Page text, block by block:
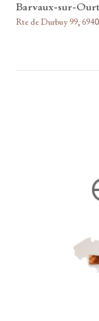
Barvaux-sur-
Rte de Durbuy 99,